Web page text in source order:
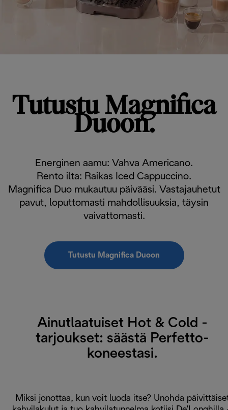
Tutustu Magnifica
Duoon.
Energinen aamu: Vahva Americano.
Rento ilta: Raikas Iced Cappuccino.
Magnifica Duo mukautuu päivääsi. Vastajauhetut
pavut, loputtomasti mahdollisuuksia, täysin
vaivattomasti.
Tutustu Magnifica Duoon
Ainutlaatuiset Hot & Cold -
tarjoukset: säästä Perfetto-
koneestasi.
Miksi jonottaa, kun voit luoda itse? Unohda